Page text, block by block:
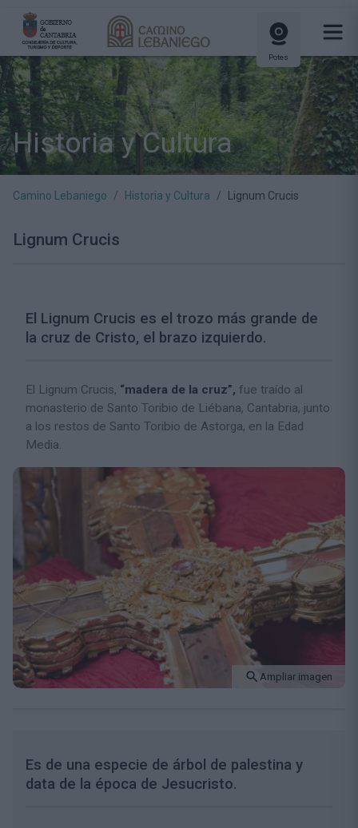
Potes
Historia y Cultura
Camino Lebaniego Historia y Cultura Lignum Crucis
Lignum Crucis
El Lignum Crucis es el trozo más grande de
la cruz de Cristo, el brazo izquierdo.
El Lignum Crucis, “madera de la cruz”, fue traído al
monasterio de Santo Toribio de Liébana, Cantabria, junto
a los restos de Santo Toribio de Astorga, en la Edad
Media.
Ampliar imagen
Es de una especie de árbol de palestina y
data de la época de Jesucristo.